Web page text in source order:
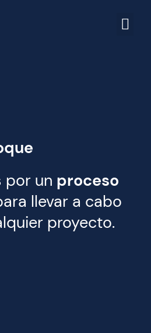
por un proceso
llevar a cabo
proyecto.